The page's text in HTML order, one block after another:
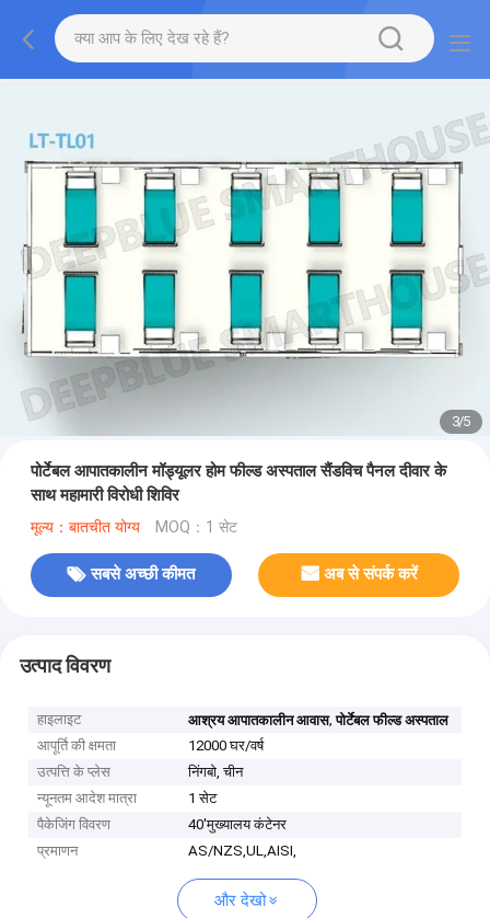
3/5
पोर्टेबल आपातकालीन मॉड्यूलर होम फील्ड अस्पताल सैंडविच पैनल दीवार के
साथ महामारी विरोधी शिविर
मूल्य：बातचीत योग्य MOQ：1 सेट
सबसे अच्छी कीमत अब से संपर्क करें
उत्पाद विवरण
हाइलाइट आश्रय आपातकालीन आवास,पोर्टेबल फील्ड अस्पताल
आपूर्ति की क्षमता
12000 घर/वर्ष
उत्पत्ति के प्लेस
निंगबो, चीन
न्यूनतम आदेश मात्रा
1 सेट
पैकेजिंग विवरण
40'मुख्यालय कंटेनर
प्रमाणन
AS/NZS,UL,AISI,
और देखो